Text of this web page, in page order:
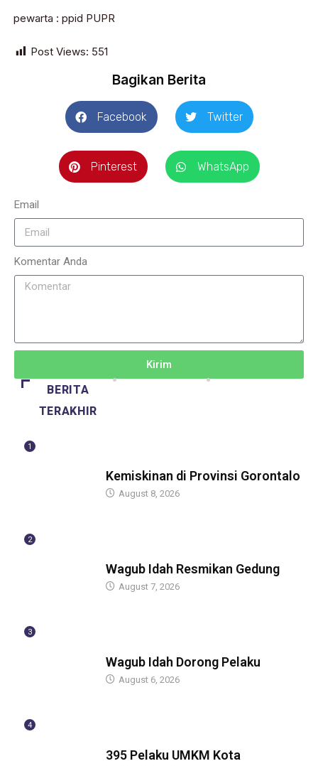
pewarta : ppid PUPR
Post Views: 551
Bagikan Berita
Facebook Twitter
Pinterest WhatsApp
Email
Komentar Anda
Kirim
BERITA
TERAKHIR
1
Kemiskinan di Provinsi Gorontalo
August 8, 2026
2
Wagub Idah Resmikan Gedung
August 7, 2026
3
Wagub Idah Dorong Pelaku
August 6, 2026
4
395 Pelaku UMKM Kota